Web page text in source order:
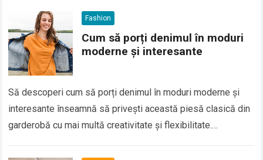
Fashion
Cum să porți denimul în moduri
moderne și interesante
Să descoperi cum să porți denimul în moduri moderne și
interesante înseamnă să privești această piesă clasică din
garderobă cu mai multă creativitate și flexibilitate.